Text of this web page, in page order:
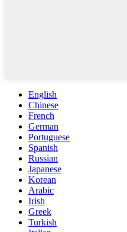
English
Chinese
French
German
Portuguese
Spanish
Russian
Japanese
Korean
Arabic
Irish
Greek
Turkish